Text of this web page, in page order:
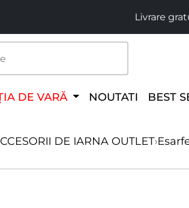
Livrare
DE VARĂ NOUTATI BEST
DE IARNA OUTLET›